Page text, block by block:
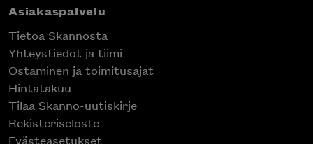
Asiakaspalvelu
Tietoa Skannosta
Yhteystiedot ja tiimi
Ostaminen ja toimitusajat
Hintatakuu
Tilaa Skanno-uutiskirje
Rekisteriseloste
Evästeasetukset